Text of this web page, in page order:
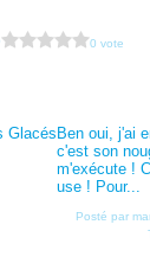
0 vote
Ben oui, j'ai
c'est son
m'exécute !
use ! Pour...
Posté par